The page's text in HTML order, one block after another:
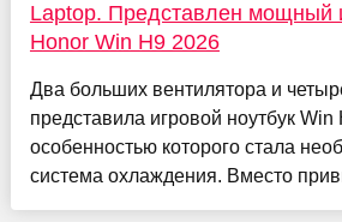
Laptop. Представлен мощный
Honor Win H9 2026
Два больших вентилятора и
представила игровой ноутбук Win
особенностью которого стала
система охлаждения. Вместо